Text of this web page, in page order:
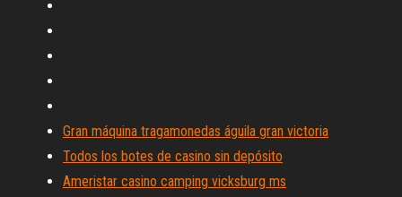
Gran máquina tragamonedas águila gran victoria
Todos los botes de casino sin depósito
Ameristar casino camping vicksburg ms